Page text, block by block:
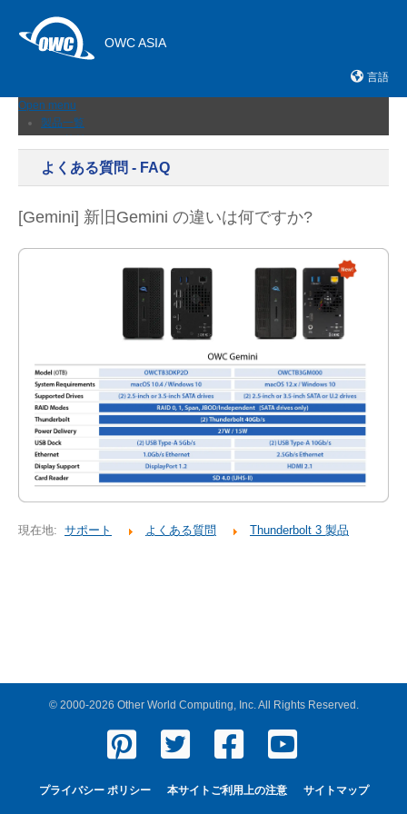
OWC ASIA
言語
Open menu
製品一覧
内蔵SSD
ネットワークストレージ
ドック
ケーブルおよびアダプター
アップグレードとツール
よくある質問 - FAQ
[Gemini] 新旧Gemini の違いは何ですか?
現在地: サポート よくある質問 Thunderbolt 3 製品
© 2000-2026 Other World Computing, Inc. All Rights Reserved.
プライバシー ポリシー 本サイトご利用上の注意 サイトマップ